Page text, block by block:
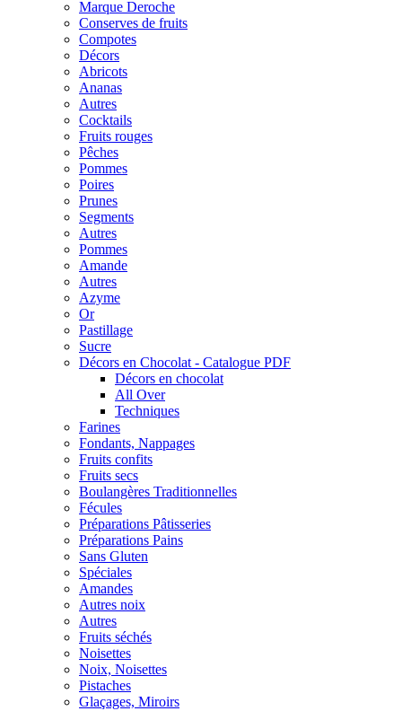
Marque Deroche
Conserves de fruits
Compotes
Décors
Abricots
Ananas
Autres
Cocktails
Fruits rouges
Pêches
Pommes
Poires
Prunes
Segments
Autres
Pommes
Amande
Autres
Azyme
Or
Pastillage
Sucre
Décors en Chocolat - Catalogue PDF
Décors en chocolat
All Over
Techniques
Farines
Fondants, Nappages
Fruits confits
Fruits secs
Boulangères Traditionnelles
Fécules
Préparations Pâtisseries
Préparations Pains
Sans Gluten
Spéciales
Amandes
Autres noix
Autres
Fruits séchés
Noisettes
Noix, Noisettes
Pistaches
Glaçages, Miroirs